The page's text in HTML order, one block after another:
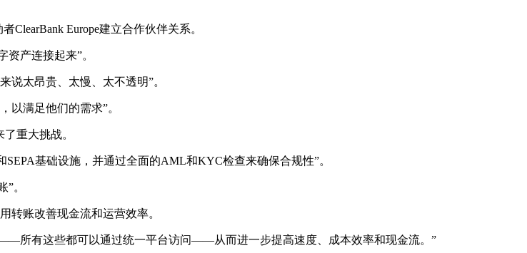
Europe建立合作伙伴关系。
产连接起来”。
说太昂贵、太慢、太不透明”。
以满足他们的需求”。
重大挑战。
基础设施，并通过全面的AML和KYC检查来确保合规性”。
。
转账改善现金流和运营效率。
所有这些都可以通过统一平台访问——从而进一步提高速度、成本效率和现金流。”